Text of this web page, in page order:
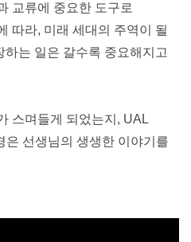
교류에 중요한 도구로
따라, 미래 세대의 주역이 될
는 일은 갈수록 중요해지고
스며들게 되었는지, UAL
은 선생님의 생생한 이야기를